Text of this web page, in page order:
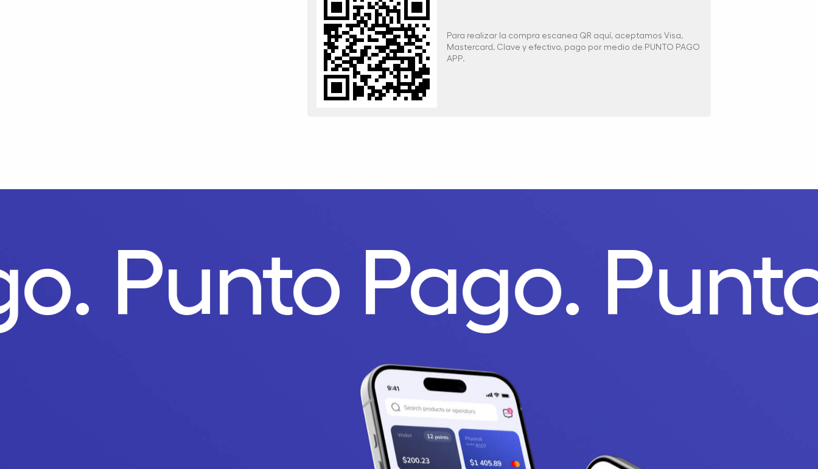
Para realizar la compra escanea QR aquí, aceptamos Visa,
Mastercard, Clave y efectivo, pago por medio de PUNTO PAGO
APP.
Punto Pago.